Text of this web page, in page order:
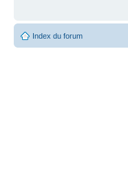
Index du forum